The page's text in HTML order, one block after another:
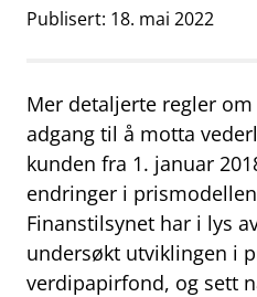
mail_outlineKontakt oss
work_outline Jobb hos oss
dashboardInformasjon for
notifications_noneAbonner på
Publisert: 18. mai 2022
Mer detaljerte regler
adgang til å motta
kunden fra 1. januar
endringer i
Finanstilsynet har i lys
undersøkt utviklingen i
verdipapirfond, og sett